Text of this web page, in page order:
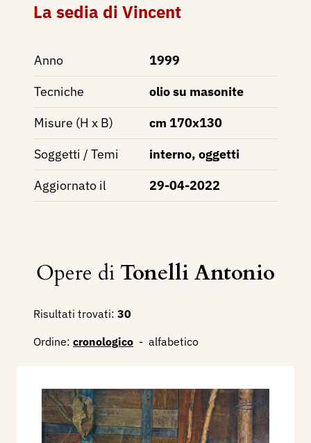
La sedia di Vincent
Anno
1999
Tecniche
olio su masonite
Misure (H x B)
cm 170x130
Soggetti / Temi
interno, oggetti
Aggiornato il
29-04-2022
Opere di Tonelli Antonio
Risultati trovati: 30
Ordine: cronologico - alfabetico